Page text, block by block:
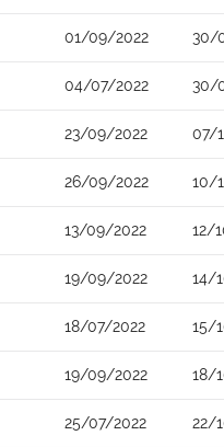
01/09/2022 30/
04/07/2022 30/
23/09/2022 07/
26/09/2022 10/
13/09/2022 12/
19/09/2022 14/
18/07/2022 15/
19/09/2022 18/
25/07/2022 22/